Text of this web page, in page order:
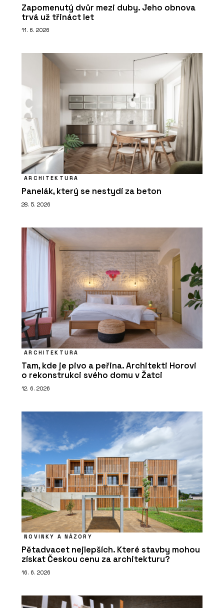
Zapomenutý dvůr mezi duby. Jeho obnova
trvá už třináct let
11. 6. 2026
ARCHITEKTURA
Panelák, který se nestydí za beton
28. 5. 2026
ARCHITEKTURA
Tam, kde je pivo a peřina. Architekti Horovi
o rekonstrukci svého domu v Žatci
12. 6. 2026
NOVINKY A NÁZORY
Pětadvacet nejlepších. Které stavby mohou
získat Českou cenu za architekturu?
16. 6. 2026